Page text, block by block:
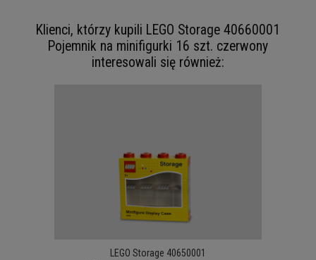
Klienci, którzy kupili LEGO Storage 40660001
Pojemnik na minifigurki 16 szt. czerwony
interesowali się również:
LEGO Storage 40650001